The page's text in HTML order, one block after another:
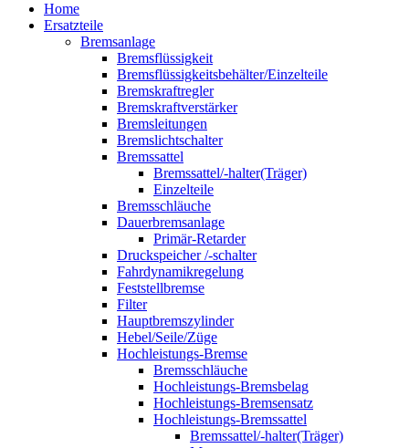
Home
Ersatzteile
Bremsanlage
Bremsflüssigkeit
Bremsflüssigkeitsbehälter/Einzelteile
Bremskraftregler
Bremskraftverstärker
Bremsleitungen
Bremslichtschalter
Bremssattel
Bremssattel/-halter(Träger)
Einzelteile
Bremsschläuche
Dauerbremsanlage
Primär-Retarder
Druckspeicher /-schalter
Fahrdynamikregelung
Feststellbremse
Filter
Hauptbremszylinder
Hebel/Seile/Züge
Hochleistungs-Bremse
Bremsschläuche
Hochleistungs-Bremsbelag
Hochleistungs-Bremsensatz
Hochleistungs-Bremssattel
Bremssattel/-halter(Träger)